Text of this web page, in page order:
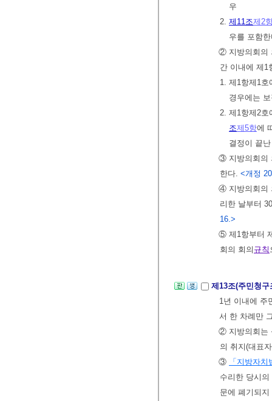
우
2. 제11조제2
우를 포함
② 지방의회의
간 이내에 제1
1. 제1항제1
경우에는
2. 제1항제2
조제5항에
결정이 끝
③ 지방의회의
한다. <개정
④ 지방의회의
리한 날부터
16.>
⑤ 제1항부터
회의 회의 규칙
제13조(주민청
1년 이내에 주
서 한 차례만
② 지방의회는
의 취지(대표
③
「지방자치
수리한 당시
문에 폐기되